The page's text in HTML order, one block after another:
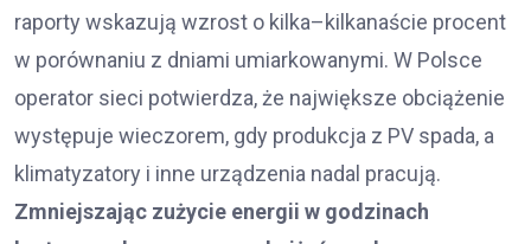
raporty wskazują wzrost o kilka–kilkanaście procent
w porównaniu z dniami umiarkowanymi. W Polsce
operator sieci potwierdza, że największe obciążenie
występuje wieczorem, gdy produkcja z PV spada, a
klimatyzatory i inne urządzenia nadal pracują.
Zmniejszając zużycie energii w godzinach